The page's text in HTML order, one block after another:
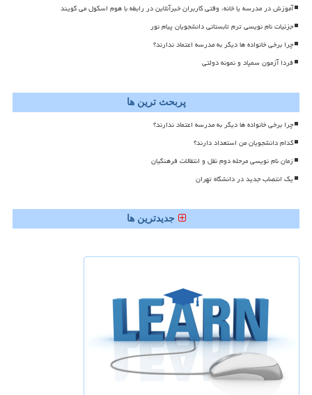
آموزش در مدرسه یا خانه، وقتی کاربران خبرآنلاین در رابطه با هوم اسکول می گویند
جزئیات نام نویسی ترم تابستانی دانشجویان پیام نور
چرا برخی خانواده ها دیگر به مدرسه اعتماد ندارند؟
فردا آزمون سمپاد و نمونه دولتی
پربحث ترین ها
چرا برخی خانواده ها دیگر به مدرسه اعتماد ندارند؟
کدام دانشجویان من استعداد دارند؟
زمان نام نویسی مرحله دوم نقل و انتقالات فرهنگیان
یک انتصاب جدید در دانشگاه تهران
جدیدترین ها